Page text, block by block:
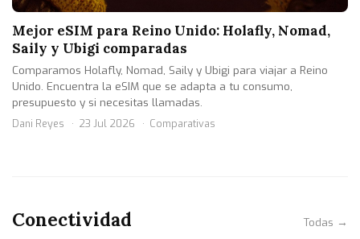
Mejor eSIM para Reino Unido: Holafly, Nomad,
Saily y Ubigi comparadas
Comparamos Holafly, Nomad, Saily y Ubigi para viajar a Reino
Unido. Encuentra la eSIM que se adapta a tu consumo,
presupuesto y si necesitas llamadas.
Dani Reyes 23 Jul 2026 Comparativas
Conectividad Todas →